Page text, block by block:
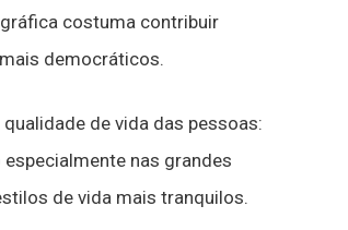
costuma contribuir
democráticos.
de vida das pessoas:
nas grandes
de vida mais tranquilos.